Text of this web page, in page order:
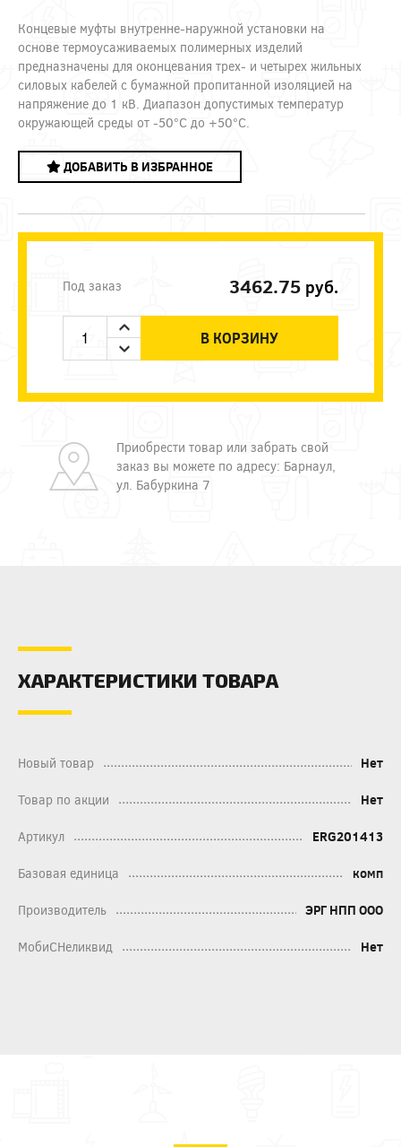
Концевые муфты внутренне-наружной установки на
основе термоусаживаемых полимерных изделий
предназначены для оконцевания трех- и четырех жильных
силовых кабелей с бумажной пропитанной изоляцией на
напряжение до 1 кВ. Диапазон допустимых температур
окружающей среды от -50°С до +50°С.
ДОБАВИТЬ В ИЗБРАННОЕ
Под заказ 3462.75 руб.
В КОРЗИНУ
Приобрести товар или забрать свой
заказ вы можете по адресу: Барнаул,
ул. Бабуркина 7
ХАРАКТЕРИСТИКИ ТОВАРА
Новый товар Нет
Товар по акции Нет
Артикул ERG201413
Базовая единица комп
Производитель ЭРГ НПП ООО
МобиСНеликвид Нет